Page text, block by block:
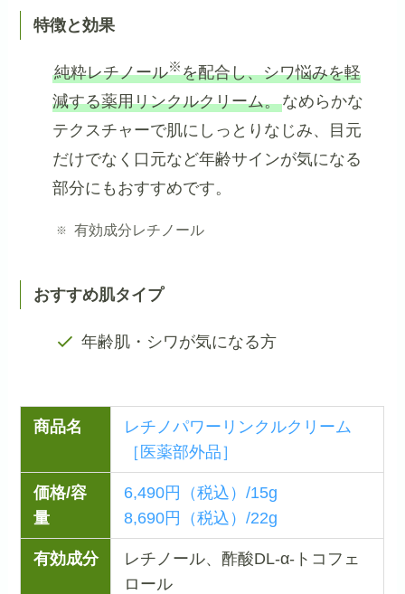
特徴と効果
純粋レチノール※を配合し、シワ悩みを軽
減する薬用リンクルクリーム。なめらかな
テクスチャーで肌にしっとりなじみ、目元
だけでなく口元など年齢サインが気になる
部分にもおすすめです。
有効成分レチノール
おすすめ肌タイプ
年齢肌・シワが気になる方
商品名
レチノパワーリンクルクリーム
［医薬部外品］
価格/容
量
6,490円（税込）/15g
8,690円（税込）/22g
有効成分
レチノール、酢酸DL-α-トコフェ
ロール